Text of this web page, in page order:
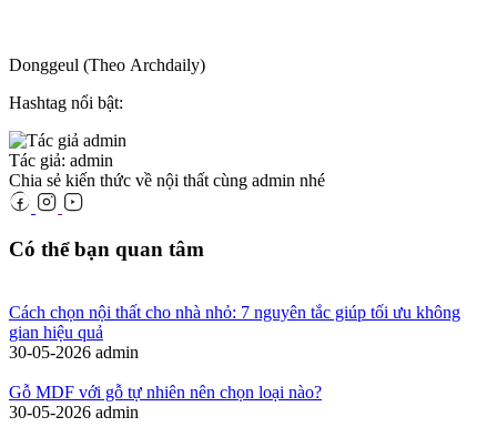
Donggeul (Theo Archdaily)
Hashtag nổi bật:
Tác giả: admin
Chia sẻ kiến thức về nội thất cùng admin nhé
Có thể bạn quan tâm
Cách chọn nội thất cho nhà nhỏ: 7 nguyên tắc giúp tối ưu không
gian hiệu quả
30-05-2026 admin
Gỗ MDF với gỗ tự nhiên nên chọn loại nào?
30-05-2026 admin